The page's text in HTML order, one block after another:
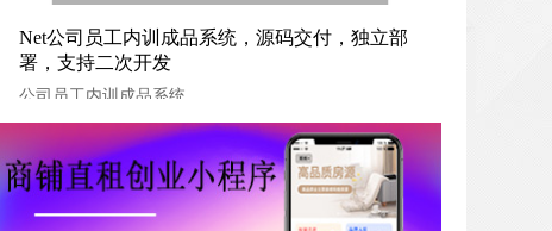
Net公司员工内训成品系统，源码交付，独立部署，支持二次
开发
Net公司员工内训成品系统，源码交付，独立部
署，支持二次开发
公司员工内训成品系统